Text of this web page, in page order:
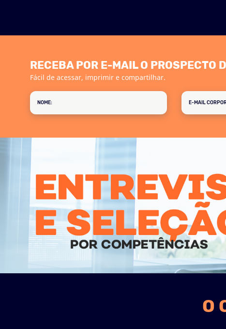
RECEBA POR E-MAIL O PROSPECTO
Fácil de acessar, imprimir e compartilhar.
O